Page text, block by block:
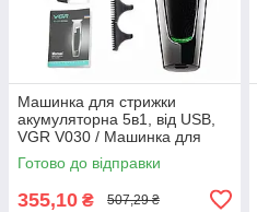
Машинка для стрижки
акумуляторна 5в1, від USB,
VGR V030 / Машинка для
стрижки волосся / Тример
для бороди
Готово до відправки
355,10 ₴ 507,29 ₴